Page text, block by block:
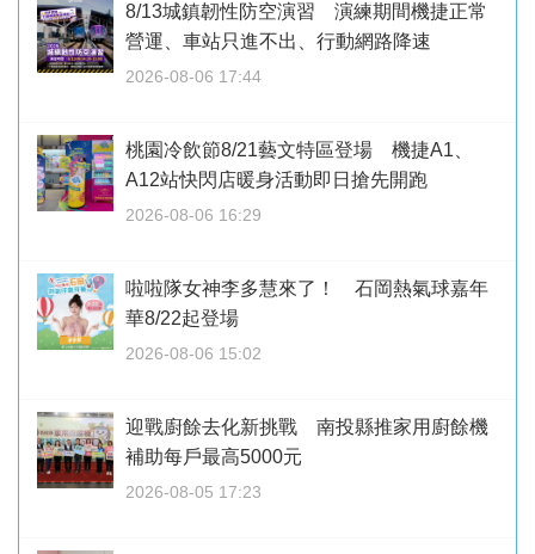
8/13城鎮韌性防空演習 演練期間機捷正常
營運、車站只進不出、行動網路降速
2026-08-06 17:44
桃園冷飲節8/21藝文特區登場 機捷A1、
A12站快閃店暖身活動即日搶先開跑
2026-08-06 16:29
啦啦隊女神李多慧來了！ 石岡熱氣球嘉年
華8/22起登場
2026-08-06 15:02
迎戰廚餘去化新挑戰 南投縣推家用廚餘機
補助每戶最高5000元
2026-08-05 17:23